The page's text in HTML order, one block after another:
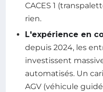
CACES 1
rien.
L'expérience en
depuis 2024, les
investissent
automatisés. Un
AGV (véhicule